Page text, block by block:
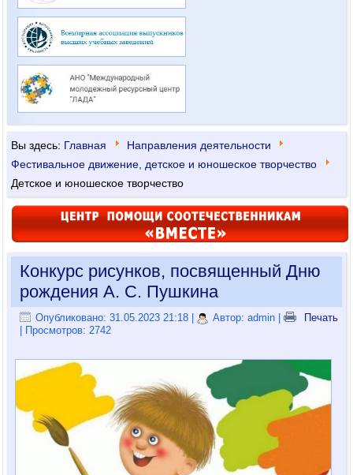
Вы здесь: Главная
Направления деятельности
Фестивальное движение, детское и юношеское творчество
Детское и юношеское творчество
Конкурс рисунков, посвященный Дню
рождения А. С. Пушкина
Опубликовано: 31.05.2023 21:18 Автор: admin |
Печать
| Просмотров: 2742